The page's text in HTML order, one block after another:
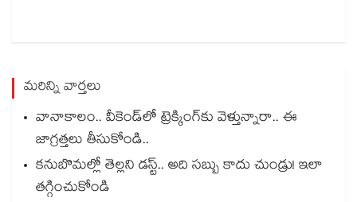
మరిన్ని వార్తలు
వానాకాలం.. వీకెండ్‏లో ట్రెక్కింగ్‎కు వెళ్తున్నారా.. ఈ
జాగ్రత్తలు తీసుకోండి..
కనుబొమల్లో తెల్లని డస్ట్.. అది సబ్బు కాదు చుండ్రు! ఇలా
తగ్గించుకోండి